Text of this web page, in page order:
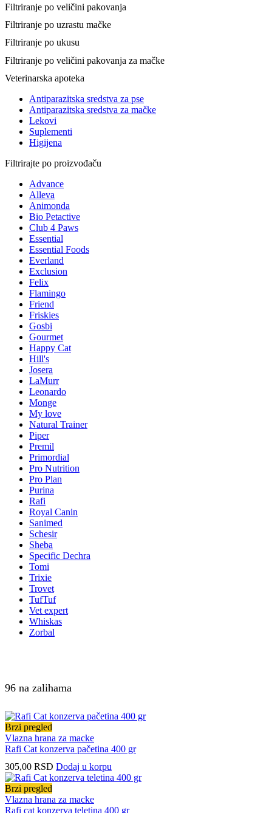
Filtriranje po veličini pakovanja
Filtriranje po uzrastu mačke
Filtriranje po ukusu
Filtriranje po veličini pakovanja za mačke
Veterinarska apoteka
Antiparazitska sredstva za pse
Antiparazitska sredstva za mačke
Lekovi
Suplementi
Higijena
Filtrirajte po proizvođaču
Advance
Alleva
Animonda
Bio Petactive
Club 4 Paws
Essential
Essential Foods
Everland
Exclusion
Felix
Flamingo
Friend
Friskies
Gosbi
Gourmet
Happy Cat
Hill's
Josera
LaMurr
Leonardo
Monge
My love
Natural Trainer
Piper
Premil
Primordial
Pro Nutrition
Pro Plan
Purina
Rafi
Royal Canin
Sanimed
Schesir
Sheba
Specific Dechra
Tomi
Trixie
Trovet
TufTuf
Vet expert
Whiskas
Zorbal
96 na zalihama
Brzi pregled
Vlazna hrana za macke
Rafi Cat konzerva pačetina 400 gr
305,00 RSD Dodaj u korpu
Brzi pregled
Vlazna hrana za macke
Rafi cat konzerva teletina 400 gr